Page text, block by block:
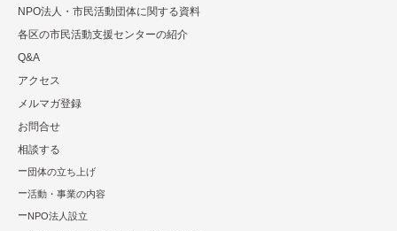
NPO法⼈・市⺠活動団体に関する資料
各区の市⺠活動⽀援センターの紹介
Q&A
アクセス
メルマガ登録
お問合せ
相談する
団体の立ち上げ
活動・事業の内容
NPO法⼈設⽴